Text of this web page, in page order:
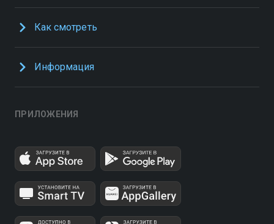
Как смотреть
Информация
ПРИЛОЖЕНИЯ